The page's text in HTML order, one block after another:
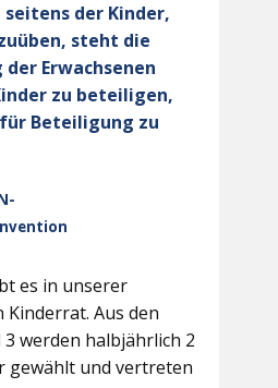
der Kinder,
steht die
Erwachsenen
zu beteiligen,
Beteiligung zu
es in unserer
Aus den
werden halbjährlich 2
gewählt und vertreten